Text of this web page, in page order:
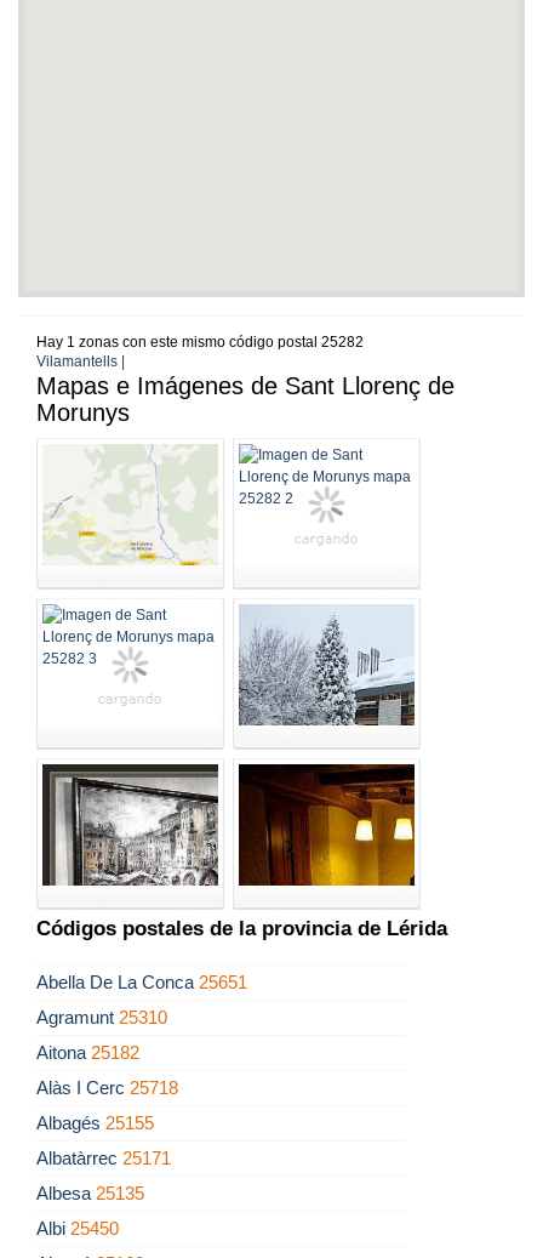
Hay 1 zonas con este mismo código postal 25282
Vilamantells |
Mapas e Imágenes de Sant Llorenç de
Morunys
Códigos postales de la provincia de Lérida
Abella De La Conca 25651
Agramunt 25310
Aitona 25182
Alàs I Cerc 25718
Albagés 25155
Albatàrrec 25171
Albesa 25135
Albi 25450